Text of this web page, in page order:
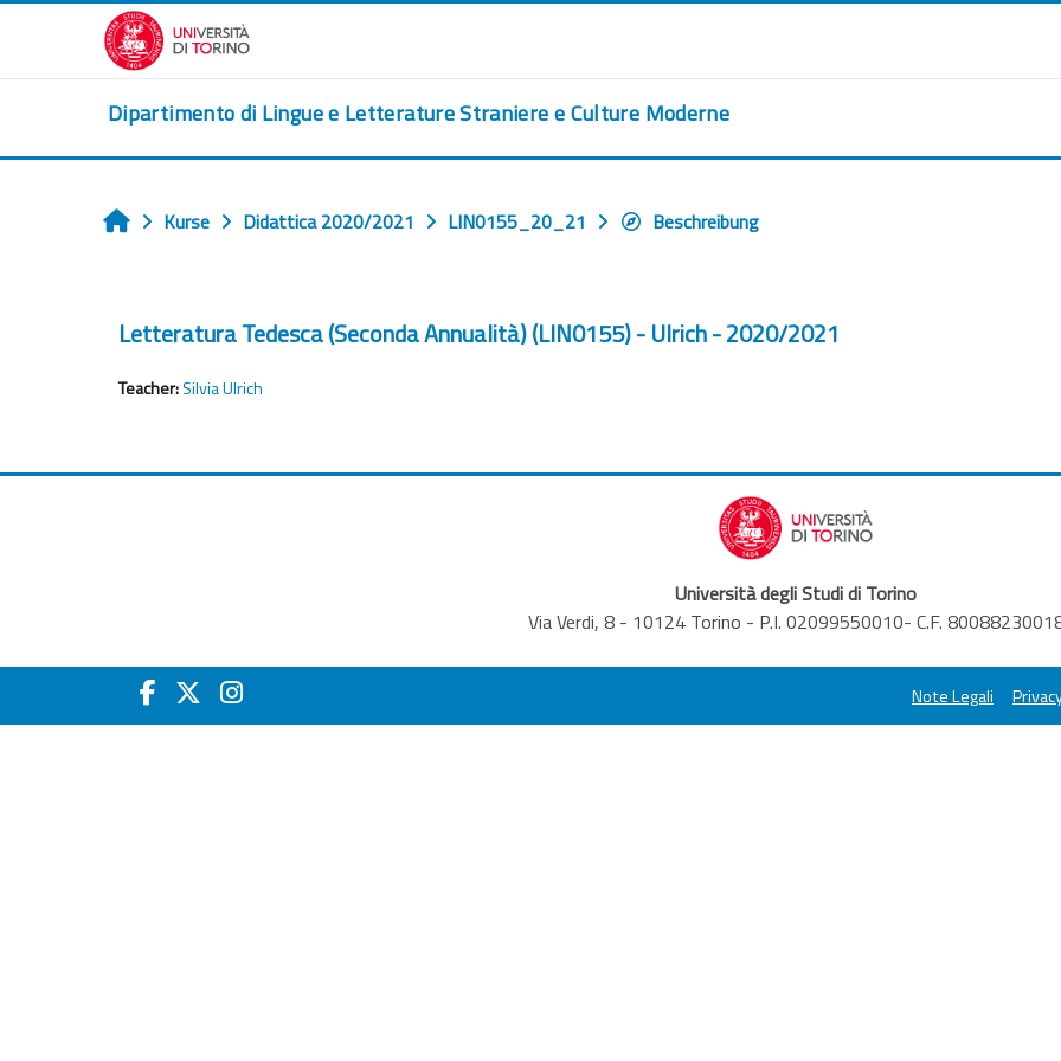
Zum Hauptinhalt
Dipartimento di Lingue e Letterature Straniere e Culture Moderne
Startseite
Kurse Didattica 2020/2021 LIN0155_20_21 Beschreibung
Letteratura Tedesca (Seconda Annualità) (LIN0155) - Ulrich - 2020/2021
Teacher:Silvia Ulrich
Università degli Studi di Torino
Via Verdi, 8 - 10124 Torino - P.I. 02099550010- C.F.
Note Legali